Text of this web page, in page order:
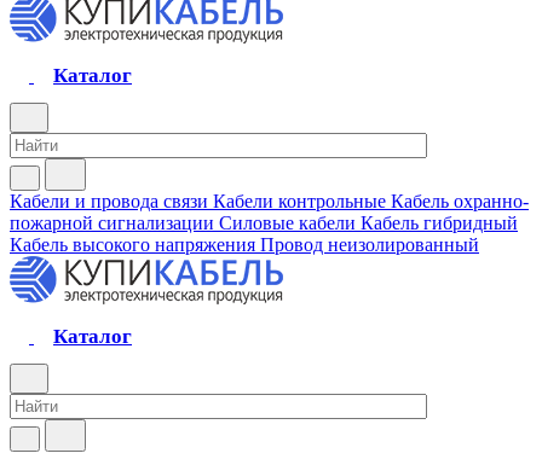
Каталог
Кабели и провода связи Кабели контрольные Кабель охранно-
пожарной сигнализации Силовые кабели Кабель гибридный
Кабель высокого напряжения Провод неизолированный
Каталог